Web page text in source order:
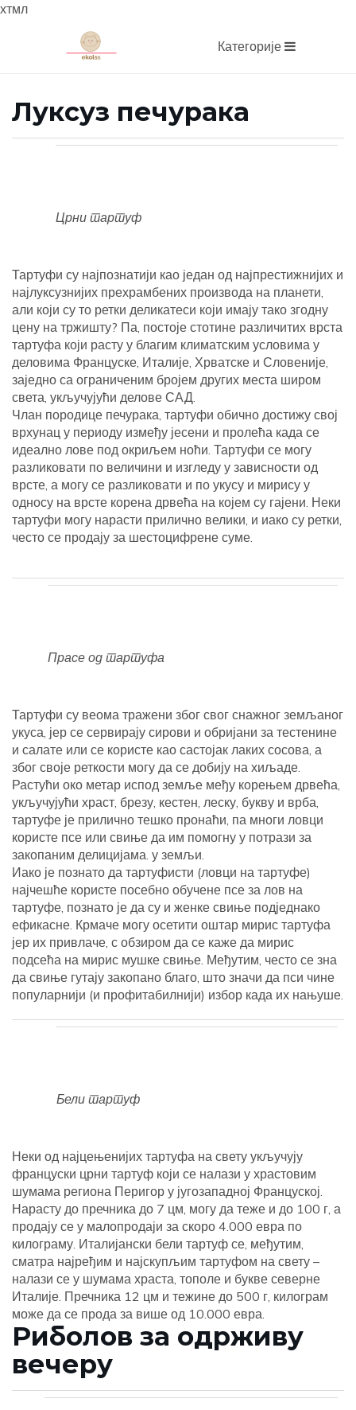
хтмл
Категорије
Луксуз печурака
Црни тартуф
Тартуфи су најпознатији као један од најпрестижнијих и
најлуксузнијих прехрамбених производа на планети,
али који су то ретки деликатеси који имају тако згодну
цену на тржишту? Па, постоје стотине различитих врста
тартуфа који расту у благим климатским условима у
деловима Француске, Италије, Хрватске и Словеније,
заједно са ограниченим бројем других места широм
света, укључујући делове САД.
Члан породице печурака, тартуфи обично достижу свој
врхунац у периоду између јесени и пролећа када се
идеално лове под окриљем ноћи. Тартуфи се могу
разликовати по величини и изгледу у зависности од
врсте, а могу се разликовати и по укусу и мирису у
односу на врсте корена дрвећа на којем су гајени. Неки
тартуфи могу нарасти прилично велики, и иако су ретки,
често се продају за шестоцифрене суме.
Прасе од тартуфа
Тартуфи су веома тражени због свог снажног земљаног
укуса, јер се сервирају сирови и обријани за тестенине
и салате или се користе као састојак лаких сосова, а
због своје реткости могу да се добију на хиљаде.
Растући око метар испод земље међу корењем дрвећа,
укључујући храст, брезу, кестен, леску, букву и врба,
тартуфе је прилично тешко пронаћи, па многи ловци
користе псе или свиње да им помогну у потрази за
закопаним делицијама. у земљи.
Иако је познато да тартуфисти (ловци на тартуфе)
најчешће користе посебно обучене псе за лов на
тартуфе, познато је да су и женке свиње подједнако
ефикасне. Крмаче могу осетити оштар мирис тартуфа
јер их привлаче, с обзиром да се каже да мирис
подсећа на мирис мушке свиње. Међутим, често се зна
да свиње гутају закопано благо, што значи да пси чине
популарнији (и профитабилнији) избор када их нањуше.
Бели тартуф
Неки од најцењенијих тартуфа на свету укључују
француски црни тартуф који се налази у храстовим
шумама региона Перигор у југозападној Француској.
Нарасту до пречника до 7 цм, могу да теже и до 100 г, а
продају се у малопродаји за скоро 4.000 евра по
килограму. Италијански бели тартуф се, међутим,
сматра најређим и најскупљим тартуфом на свету –
налази се у шумама храста, тополе и букве северне
Италије. Пречника 12 цм и тежине до 500 г, килограм
може да се прода за више од 10.000 евра.
Риболов за одрживу
вечеру